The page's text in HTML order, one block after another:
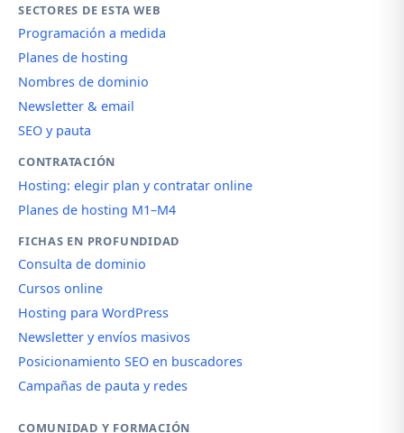
SECTORES DE ESTA WEB
Programación a medida
Planes de hosting
Nombres de dominio
Newsletter & email
SEO y pauta
CONTRATACIÓN
Hosting: elegir plan y contratar online
Planes de hosting M1–M4
FICHAS EN PROFUNDIDAD
Consulta de dominio
Cursos online
Hosting para WordPress
Newsletter y envíos masivos
Posicionamiento SEO en buscadores
Campañas de pauta y redes
COMUNIDAD Y FORMACIÓN